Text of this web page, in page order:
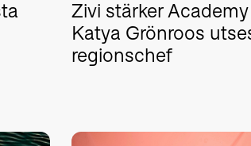
Zivi stärker
Katya Grönroos
regionschef